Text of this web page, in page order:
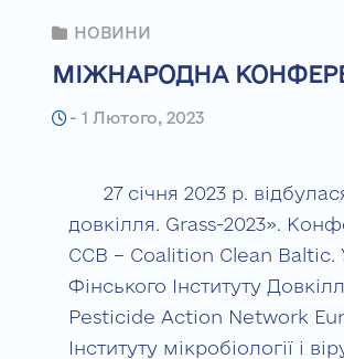
НОВИНИ
МІЖНАРОДНА
- 1 Лютого, 2023
27 січня 2023 р.
довкілля. Grass-2023».
CCB – Coalition Clean Baltic.
Фінського Інституту
Pesticide Action Network
Інституту мікробіології і